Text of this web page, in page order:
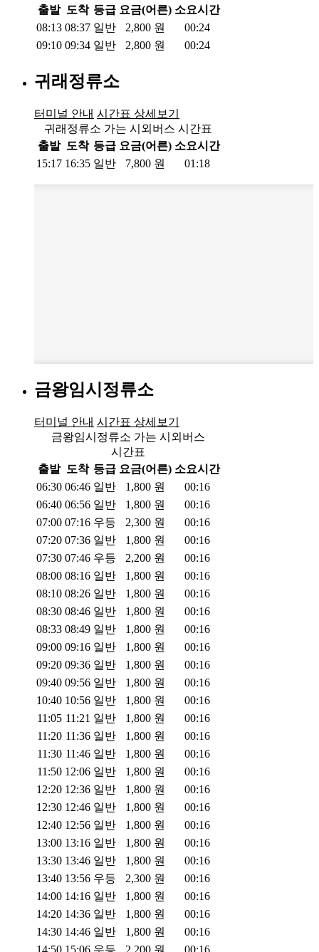
출발 도착 등급 요금(어른) 소요시간
08:13 08:37 일반 2,800 원
00:24
09:10 09:34 일반 2,800 원 00:24
귀래정류소
터미널 안내 시간표 상세보기
귀래정류소 가는 시외버스 시간표
출발 도착 등급 요금(어른) 소요시간
15:17 16:35 일반 7,800 원 01:18
금왕임시정류소
터미널 안내 시간표 상세보기
금왕임시정류소 가는 시외버스
시간표
출발 도착 등급 요금(어른) 소요시간
06:30 06:46 일반 1,800 원
00:16
06:40 06:56 일반 1,800 원
00:16
07:00 07:16 우등 2,300 원
00:16
07:20 07:36 일반 1,800 원
00:16
07:30 07:46 우등 2,200 원
00:16
08:00 08:16 일반 1,800 원
00:16
08:10 08:26 일반 1,800 원
00:16
08:30 08:46 일반 1,800 원
00:16
08:33 08:49 일반 1,800 원
00:16
09:00 09:16 일반 1,800 원
00:16
09:20 09:36 일반 1,800 원
00:16
09:40 09:56 일반 1,800 원
00:16
10:40 10:56 일반 1,800 원
00:16
11:05 11:21 일반 1,800 원
00:16
11:20 11:36 일반 1,800 원
00:16
11:30 11:46 일반 1,800 원
00:16
11:50 12:06 일반 1,800 원
00:16
12:20 12:36 일반 1,800 원
00:16
12:30 12:46 일반 1,800 원
00:16
12:40 12:56 일반 1,800 원
00:16
13:00 13:16 일반 1,800 원
00:16
13:30 13:46 일반 1,800 원
00:16
13:40 13:56 우등 2,300 원
00:16
14:00 14:16 일반 1,800 원
00:16
14:20 14:36 일반 1,800 원
00:16
14:30 14:46 일반 1,800 원
00:16
14:50 15:06 우등 2,200 원 00:16